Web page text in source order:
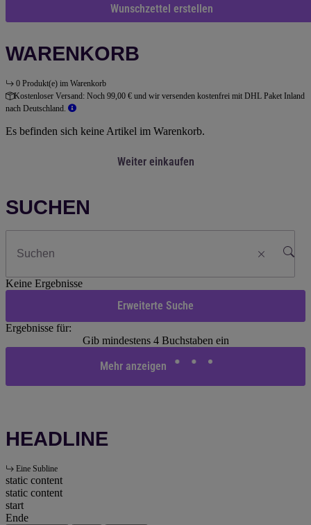
Wunschzettel erstellen
WARENKORB
0 Produkt(e) im Warenkorb
Kostenloser Versand: Noch 99,00 € und wir versenden kostenfrei mit DHL Paket Inland
nach Deutschland.
Es befinden sich keine Artikel im Warenkorb.
Weiter einkaufen
SUCHEN
Keine Ergebnisse
Erweiterte Suche
Ergebnisse für:
Gib mindestens 4 Buchstaben ein
Mehr anzeigen
HEADLINE
Eine Subline
static content
static content
start
Ende